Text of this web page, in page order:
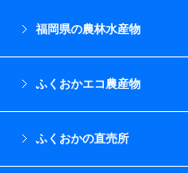
福岡県の農林水産物
ふくおかエコ農産物
ふくおかの直売所